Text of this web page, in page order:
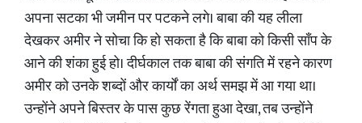
अपना सटका भी जमीन पर पटकने लगे। बाबा की यह लीला
देखकर अमीर ने सोचा कि हो सकता है कि बाबा को किसी साँप के
आने की शंका हुई हो। दीर्घकाल तक बाबा की संगति में रहने कारण
अमीर को उनके शब्दों और कार्यों का अर्थ समझ में आ गया था।
उन्होंने अपने बिस्तर के पास कुछ रेंगता हुआ देखा, तब उन्होंने